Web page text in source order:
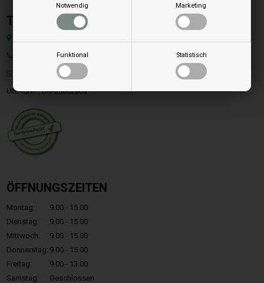
Notwendig Marketing
Funktional Statistisch
Team SpareParts Group ApS
Tel: +49 40 299 99274
info@ersatzteilepelletofen.at
USt-IdNr. : DK-35862803
ÖFFNUNGSZEITEN
Montag:
9.00 - 15.00
Dienstag:
9.00 - 15.00
Mittwoch:
9.00 - 15.00
Donnerstag: 9.00 - 15.00
Freitag:
9.00 - 13.00
Samstag:
Geschlossen